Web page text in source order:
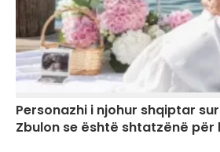
Personazhi i njohur shqiptar
Zbulon se është shtatzënë për